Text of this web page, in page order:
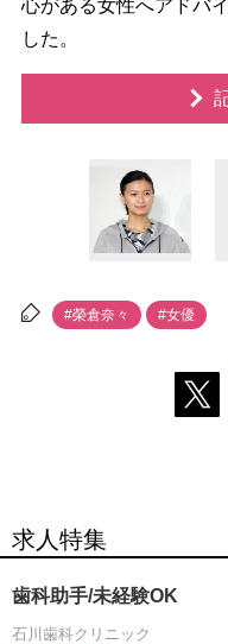
心がある女性へアドバ
した。
#榮倉奈々 #女優
求人特集
歯科助手/未経験OK
石川歯科クリニック